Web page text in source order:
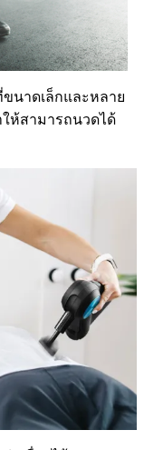
นาดเล็กและหลาย
ห้สามารถนวดได้